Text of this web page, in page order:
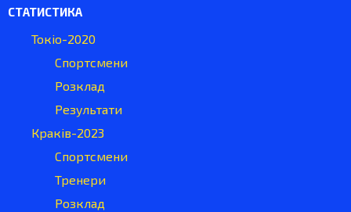
СТАТИСТИКА
Токіо-2020
Спортсмени
Розклад
Результати
Краків-2023
Спортсмени
Тренери
Розклад